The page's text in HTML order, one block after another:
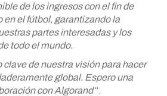
de los ingresos con el fin de
en el fútbol, garantizando la
partes interesadas y los
todo el mundo.
clave de nuestra visión para hacer
global. Espero una
con Algorand“.